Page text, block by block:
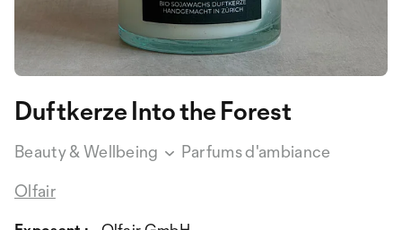
Duftkerze Into the Forest
Beauty & Wellbeing
Parfums d'ambiance
Olfair